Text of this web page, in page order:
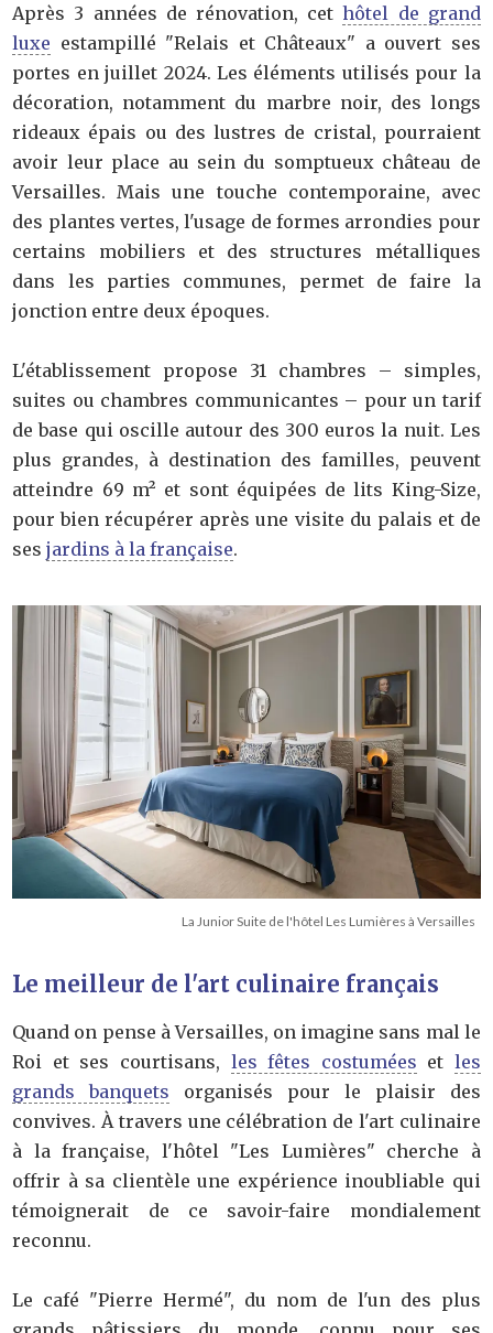
Après 3 années de rénovation, cethôtel de grand
luxe estampillé "Relais et Châteaux" a ouvert ses
portes en juillet 2024. Les éléments utilisés pour la
décoration, notamment du marbre noir, des longs
rideaux épais ou des lustres de cristal, pourraient
avoir leur place au sein du somptueux château de
Versailles. Mais une touche contemporaine, avec
des plantes vertes, l'usage de formes arrondies pour
certains mobiliers et des structures métalliques
dans les parties communes, permet de faire la
jonction entre deux époques.
L'établissement propose 31 chambres – simples,
suites ou chambres communicantes – pour un tarif
de base qui oscille autour des 300 euros la nuit. Les
plus grandes, à destination des familles, peuvent
atteindre 69 m² et sont équipées de lits King-Size,
pour bien récupérer après une visite du palais et de
sesjardins à la française.
La Junior Suite de l'hôtel Les Lumières à Versailles
Le meilleur de l'art culinaire français
Quand on pense à Versailles, on imagine sans mal le
Roi et ses courtisans, les fêtes costumées et les
grands banquets organisés pour le plaisir des
convives. À travers une célébration de l'art culinaire
à la française, l'hôtel "Les Lumières" cherche à
offrir à sa clientèle une expérience inoubliable qui
témoignerait de ce savoir-faire mondialement
reconnu.
Le café "Pierre Hermé", du nom de l'un des plus